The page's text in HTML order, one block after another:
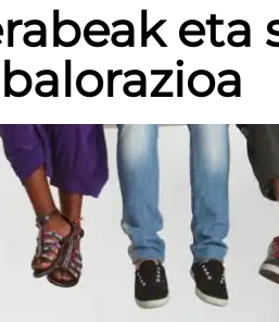
eta